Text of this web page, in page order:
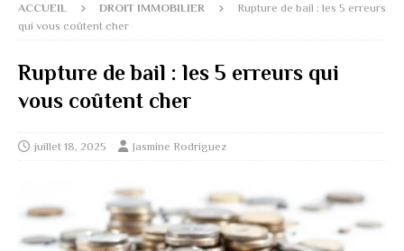
ACCUEIL DROIT IMMOBILIER
Rupture de bail : les 5 erreurs
qui vous coûtent cher
Rupture de bail : les 5 erreurs qui
vous coûtent cher
juillet 18, 2025 Jasmine Rodriguez